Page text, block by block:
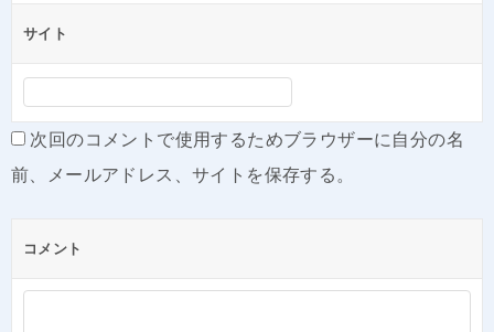
サイト
次回のコメントで使用するためブラウザーに自分の名
前、メールアドレス、サイトを保存する。
コメント